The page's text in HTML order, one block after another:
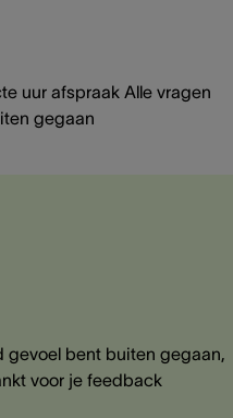
uur afspraak Alle vragen
gegaan
gevoel bent buiten gegaan,
voor je feedback